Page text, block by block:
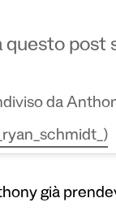
questo post
da
già